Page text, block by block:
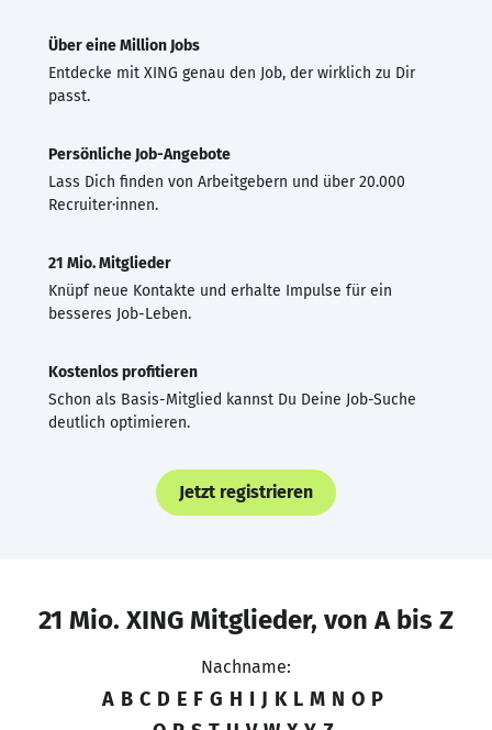
Über eine Million Jobs
Entdecke mit XING genau den Job, der wirklich zu Dir
passt.
Persönliche Job-Angebote
Lass Dich finden von Arbeitgebern und über 20.000
Recruiter·innen.
21 Mio. Mitglieder
Knüpf neue Kontakte und erhalte Impulse für ein
besseres Job-Leben.
Kostenlos profitieren
Schon als Basis-Mitglied kannst Du Deine Job-Suche
deutlich optimieren.
Jetzt registrieren
21 Mio. XING Mitglieder, von A bis Z
Nachname:
A B C D E F G H I J K L M N O P